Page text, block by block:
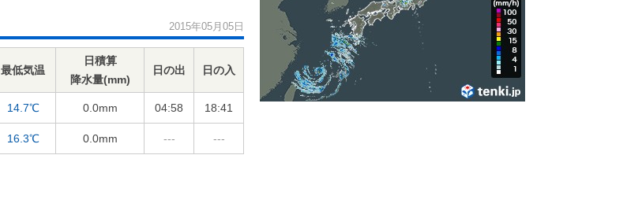
2015年05月05日
最低気温
日積算
降水量(mm)
日の出 日の入
14.7℃ 0.0mm 04:58 18:41
16.3℃ 0.0mm --- ---